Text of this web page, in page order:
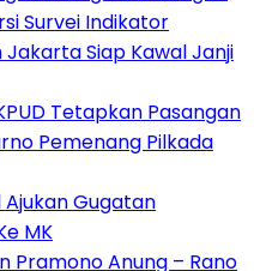
Survei Indikator
Jakarta Siap Kawal Janji
Tetapkan Pasangan
Pemenang Pilkada
Ajukan Gugatan
MK
Pramono Anung – Rano